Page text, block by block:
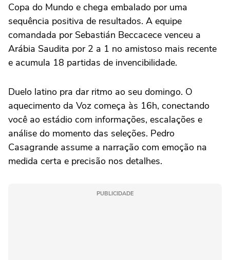
Copa do Mundo e chega embalado por uma
sequência positiva de resultados. A equipe
comandada por Sebastián Beccacece venceu a
Arábia Saudita por 2 a 1 no amistoso mais recente
e acumula 18 partidas de invencibilidade.
Duelo latino pra dar ritmo ao seu domingo. O
aquecimento da Voz começa às 16h, conectando
você ao estádio com informações, escalações e
análise do momento das seleções. Pedro
Casagrande assume a narração com emoção na
medida certa e precisão nos detalhes.
PUBLICIDADE